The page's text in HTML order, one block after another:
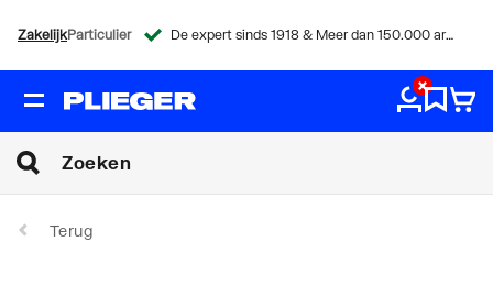
ZakelijkParticulier De expert sinds 1918 & Meer dan 150.000 artikelen
Terug